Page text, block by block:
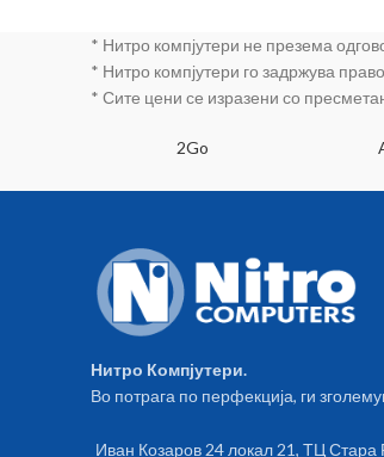
* Нитро компјутери не презема
* Нитро компјутери го задржува
* Сите цени се изразени со
2Go
Нитро Компјутери.
Во потрага по перфекција, ги
Иван Козаров 24 локал 21, ТЦ